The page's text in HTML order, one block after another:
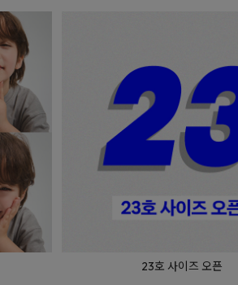
매일 입는 베이직